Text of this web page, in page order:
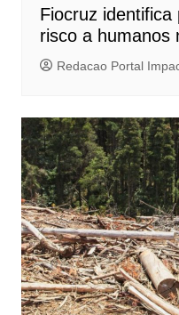
Fiocruz
risco a humanos
Redacao Portal